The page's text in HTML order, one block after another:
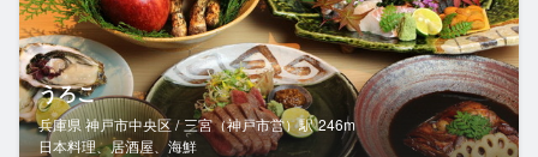
うろこ
兵庫県 神戸市中央区 / 三宮（神戸市営）駅 246m
日本料理、居酒屋、海鮮